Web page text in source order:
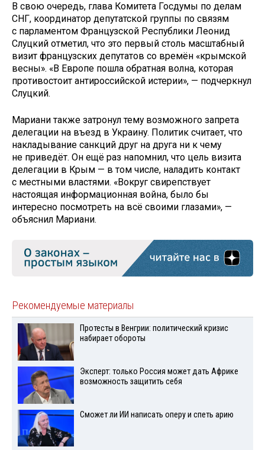
В свою очередь, глава Комитета Госдумы по делам
СНГ, координатор депутатской группы по связям
с парламентом Французской Республики Леонид
Слуцкий отметил, что это первый столь масштабный
визит французских депутатов со времён «крымской
весны». «В Европе пошла обратная волна, которая
противостоит антироссийской истерии», — подчеркнул
Слуцкий.
Мариани также затронул тему возможного запрета
делегации на въезд в Украину. Политик считает, что
накладывание санкций друг на друга ни к чему
не приведёт. Он ещё раз напомнил, что цель визита
делегации в Крым — в том числе, наладить контакт
с местными властями. «Вокруг свирепствует
настоящая информационная война, было бы
интересно посмотреть на всё своими глазами», —
объяснил Мариани.
Рекомендуемые материалы
Протесты в Венгрии: политический кризис
набирает обороты
Эксперт: только Россия может дать Африке
возможность защитить себя
Сможет ли ИИ написать оперу и спеть арию